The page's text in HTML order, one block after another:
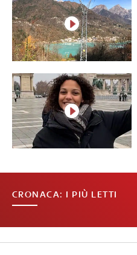
CRONACA: I PIÙ LETTI